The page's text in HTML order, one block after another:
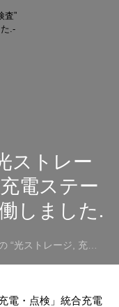
ストレー
電ステー
しました.
査” 統合充電ステーションが完成し、稼働しました.
電・点検」統合充電